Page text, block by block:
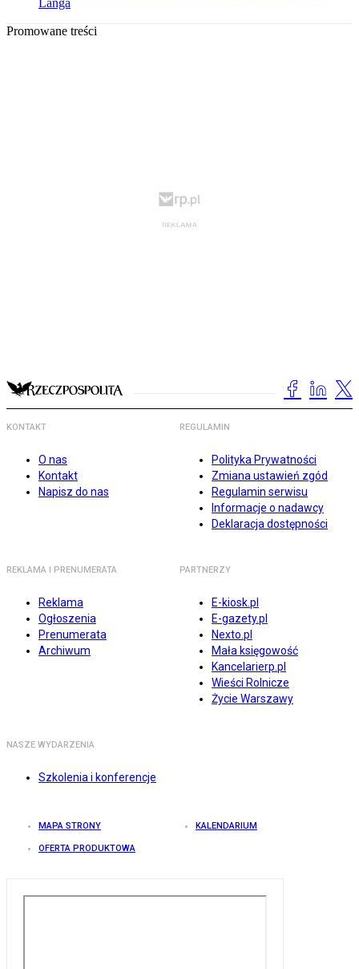
Langa
Promowane treści
KONTAKT
O nas
Kontakt
Napisz do nas
REGULAMIN
Polityka Prywatności
Zmiana ustawień zgód
Regulamin serwisu
Informacje o nadawcy
Deklaracja dostępności
REKLAMA I PRENUMERATA
Reklama
Ogłoszenia
Prenumerata
Archiwum
PARTNERZY
E-kiosk.pl
E-gazety.pl
Nexto.pl
Mała księgowość
Kancelarierp.pl
Wieści Rolnicze
Życie Warszawy
NASZE WYDARZENIA
Szkolenia i konferencje
MAPA STRONY KALENDARIUM
OFERTA PRODUKTOWA